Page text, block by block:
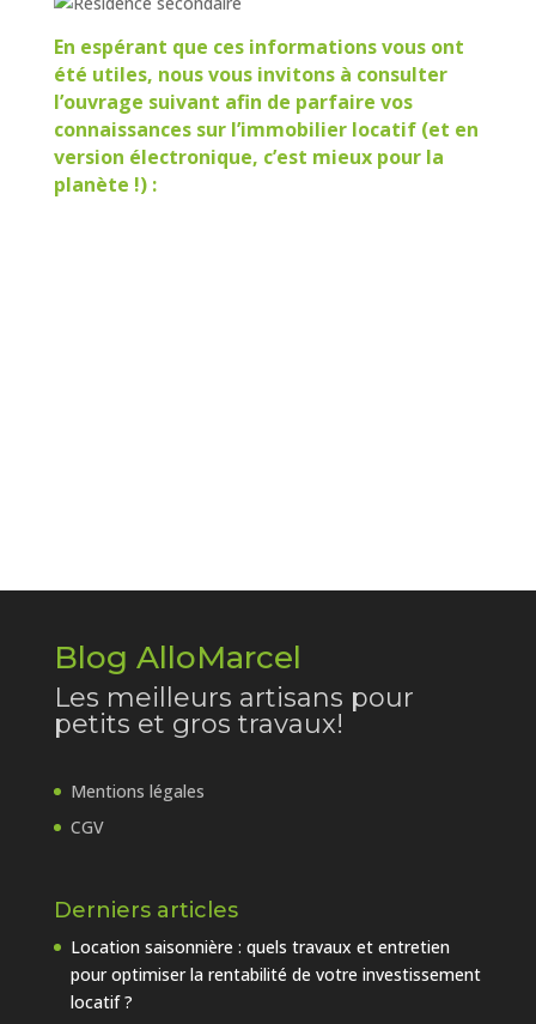
En espérant que ces informations vous ont
été utiles, nous vous invitons à consulter
l’ouvrage suivant afin de parfaire vos
connaissances sur l’immobilier locatif (et en
version électronique, c’est mieux pour la
planète !) :
Blog AlloMarcel
Les meilleurs artisans pour
petits et gros travaux!
Mentions légales
CGV
Derniers articles
Location saisonnière : quels travaux et entretien
pour optimiser la rentabilité de votre investissement
locatif ?